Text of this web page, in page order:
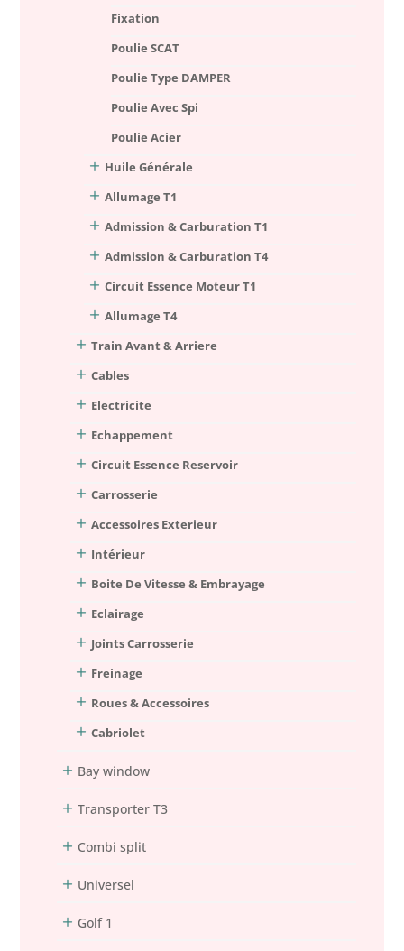
Fixation
Poulie SCAT
Poulie Type DAMPER
Poulie Avec Spi
Poulie Acier
Huile Générale
Allumage T1
Admission & Carburation T1
Admission & Carburation T4
Circuit Essence Moteur T1
Allumage T4
Train Avant & Arriere
Cables
Electricite
Echappement
Circuit Essence Reservoir
Carrosserie
Accessoires Exterieur
Intérieur
Boite De Vitesse & Embrayage
Eclairage
Joints Carrosserie
Freinage
Roues & Accessoires
Cabriolet
Bay window
Transporter T3
Combi split
Universel
Golf 1